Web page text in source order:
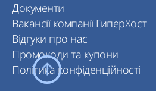
Документи
Вакансії компанії ГиперХост
Відгуки про нас
Промокоди та купони
Політика конфіденційності